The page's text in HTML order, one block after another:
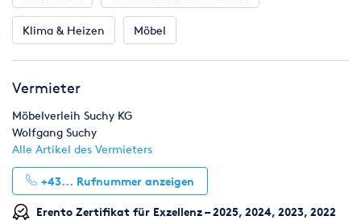
Klima & Heizen Möbel
Vermieter
Möbelverleih Suchy KG
Wolfgang Suchy
Alle Artikel des Vermieters
+43... Rufnummer anzeigen
Erento Zertifikat für Exzellenz – 2025, 2024, 2023, 2022